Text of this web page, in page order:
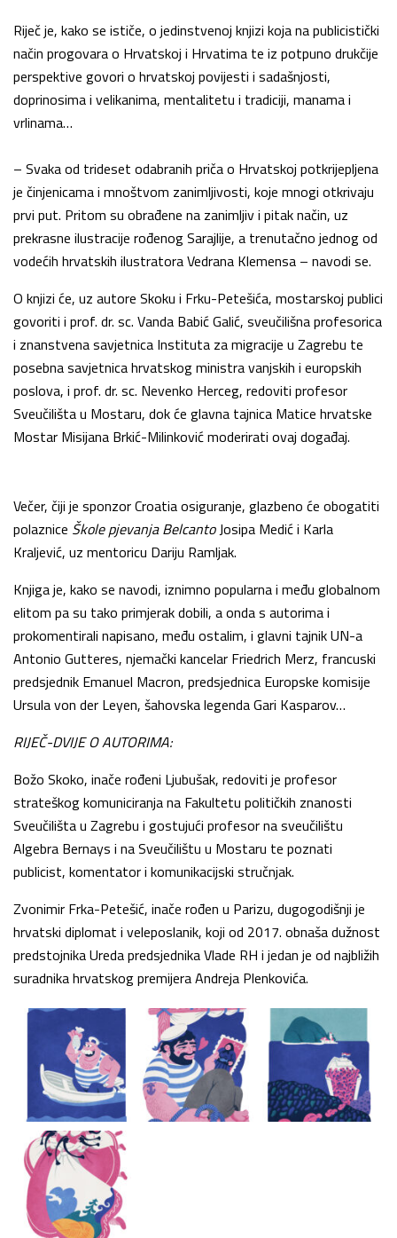
Riječ je, kako se ističe, o jedinstvenoj knjizi koja na publicistički
način progovara o Hrvatskoj i Hrvatima te iz potpuno drukčije
perspektive govori o hrvatskoj povijesti i sadašnjosti,
doprinosima i velikanima, mentalitetu i tradiciji, manama i
vrlinama…
– Svaka od trideset odabranih priča o Hrvatskoj potkrijepljena
je činjenicama i mnoštvom zanimljivosti, koje mnogi otkrivaju
prvi put. Pritom su obrađene na zanimljiv i pitak način, uz
prekrasne ilustracije rođenog Sarajlije, a trenutačno jednog od
vodećih hrvatskih ilustratora Vedrana Klemensa – navodi se.
O knjizi će, uz autore Skoku i Frku-Petešića, mostarskoj publici
govoriti i prof. dr. sc. Vanda Babić Galić, sveučilišna profesorica
i znanstvena savjetnica Instituta za migracije u Zagrebu te
posebna savjetnica hrvatskog ministra vanjskih i europskih
poslova, i prof. dr. sc. Nevenko Herceg, redoviti profesor
Sveučilišta u Mostaru, dok će glavna tajnica Matice hrvatske
Mostar Misijana Brkić-Milinković moderirati ovaj događaj.
Večer, čiji je sponzor Croatia osiguranje, glazbeno će obogatiti
polaznice Škole pjevanja BelcantoJosipa Medić i Karla
Kraljević, uz mentoricu Dariju Ramljak.
Knjiga je, kako se navodi, iznimno popularna i među globalnom
elitom pa su tako primjerak dobili, a onda s autorima i
prokomentirali napisano, među ostalim, i glavni tajnik UN-a
Antonio Gutteres, njemački kancelar Friedrich Merz, francuski
predsjednik Emanuel Macron, predsjednica Europske komisije
Ursula von der Leyen, šahovska legenda Gari Kasparov…
RIJEČ-DVIJE O AUTORIMA:
Božo Skoko, inače rođeni Ljubušak, redoviti je profesor
strateškog komuniciranja na Fakultetu političkih znanosti
Sveučilišta u Zagrebu i gostujući profesor na sveučilištu
Algebra Bernays i na Sveučilištu u Mostaru te poznati
publicist, komentator i komunikacijski stručnjak.
Zvonimir Frka-Petešić, inače rođen u Parizu, dugogodišnji je
hrvatski diplomat i veleposlanik, koji od 2017. obnaša dužnost
predstojnika Ureda predsjednika Vlade RH i jedan je od najbližih
suradnika hrvatskog premijera Andreja Plenkovića.